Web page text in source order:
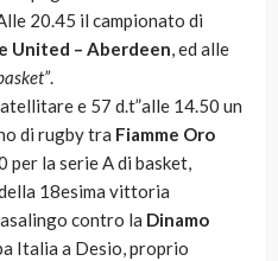
20.45 il campionato di
United – Aberdeen, ed alle
.
e 57 d.t”alle 14.50 un
di rugby tra Fiamme Oro
per la serie A di basket,
18esima vittoria
contro la Dinamo
Italia a Desio, proprio